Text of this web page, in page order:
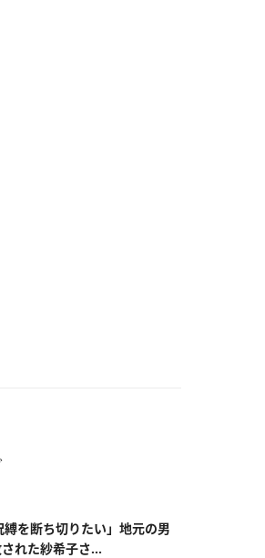
縛を断ち切りたい」地元の男
れた紗希子さ...